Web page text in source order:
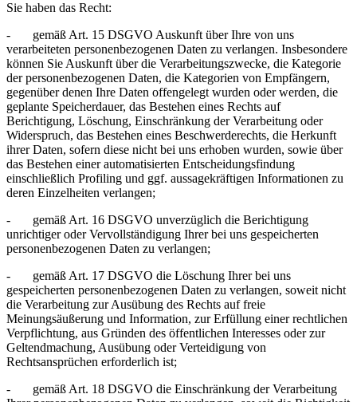
Sie haben das Recht:
- gemäß Art. 15 DSGVO Auskunft über Ihre von uns
verarbeiteten personenbezogenen Daten zu verlangen. Insbesondere
können Sie Auskunft über die Verarbeitungszwecke, die Kategorie
der personenbezogenen Daten, die Kategorien von Empfängern,
gegenüber denen Ihre Daten offengelegt wurden oder werden, die
geplante Speicherdauer, das Bestehen eines Rechts auf
Berichtigung, Löschung, Einschränkung der Verarbeitung oder
Widerspruch, das Bestehen eines Beschwerderechts, die Herkunft
ihrer Daten, sofern diese nicht bei uns erhoben wurden, sowie über
das Bestehen einer automatisierten Entscheidungsfindung
einschließlich Profiling und ggf. aussagekräftigen Informationen zu
deren Einzelheiten verlangen;
- gemäß Art. 16 DSGVO unverzüglich die Berichtigung
unrichtiger oder Vervollständigung Ihrer bei uns gespeicherten
personenbezogenen Daten zu verlangen;
- gemäß Art. 17 DSGVO die Löschung Ihrer bei uns
gespeicherten personenbezogenen Daten zu verlangen, soweit nicht
die Verarbeitung zur Ausübung des Rechts auf freie
Meinungsäußerung und Information, zur Erfüllung einer rechtlichen
Verpflichtung, aus Gründen des öffentlichen Interesses oder zur
Geltendmachung, Ausübung oder Verteidigung von
Rechtsansprüchen erforderlich ist;
- gemäß Art. 18 DSGVO die Einschränkung der Verarbeitung